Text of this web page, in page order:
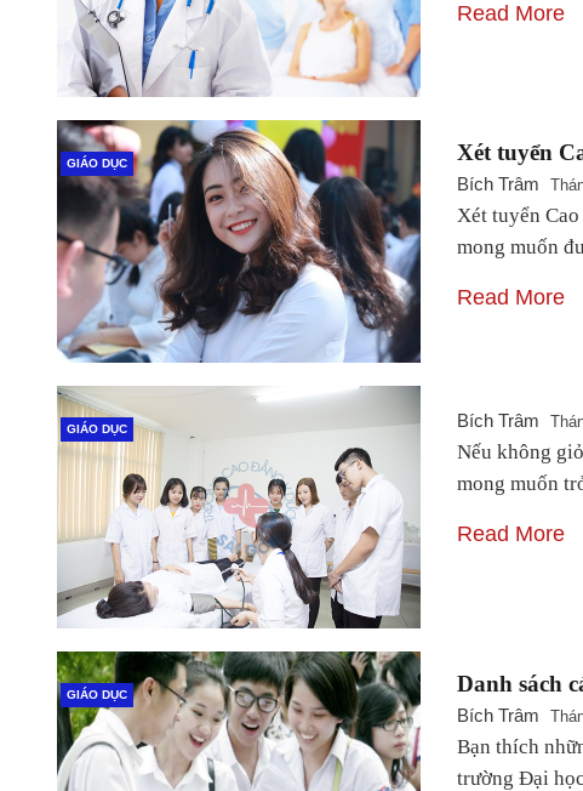
Read More
GIÁO DỤC Xét tuyển
Bích Trâm
Xét tuyển
mong muốn
Read More
GIÁO DỤC Bích Trâm
Nếu không
mong muốn
Read More
GIÁO DỤC Danh sách
Bích Trâm
Bạn thích
trường Đại